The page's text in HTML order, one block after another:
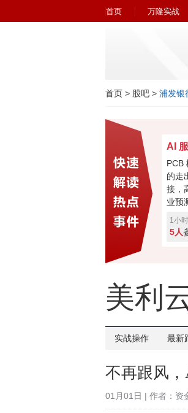
首页 万隆实战
首页 > 股吧 > 浦发银
小心近期冒充广州
PCB
的走
接，
业预
到
块
1小
5人
美利
实战操作 最新
不再跟风，
01月01日 | 作者：资